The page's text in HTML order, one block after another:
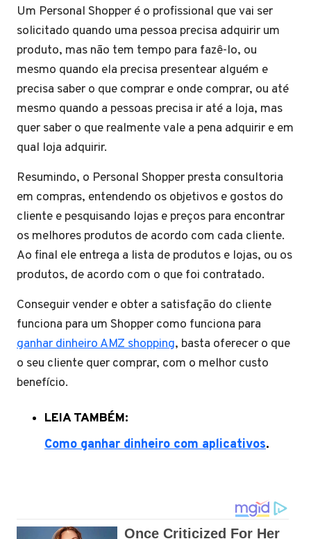
Um Personal Shopper é o profissional que vai ser
solicitado quando uma pessoa precisa adquirir um
produto, mas não tem tempo para fazê-lo, ou
mesmo quando ela precisa presentear alguém e
precisa saber o que comprar e onde comprar, ou até
mesmo quando a pessoas precisa ir até a loja, mas
quer saber o que realmente vale a pena adquirir e em
qual loja adquirir.
Resumindo, o Personal Shopper presta consultoria
em compras, entendendo os objetivos e gostos do
cliente e pesquisando lojas e preços para encontrar
os melhores produtos de acordo com cada cliente.
Ao final ele entrega a lista de produtos e lojas, ou os
produtos, de acordo com o que foi contratado.
Conseguir vender e obter a satisfação do cliente
funciona para um Shopper como funciona para
ganhar dinheiro AMZ shopping, basta oferecer o que
o seu cliente quer comprar, com o melhor custo
benefício.
LEIA TAMBÉM:
Como ganhar dinheiro com aplicativos.